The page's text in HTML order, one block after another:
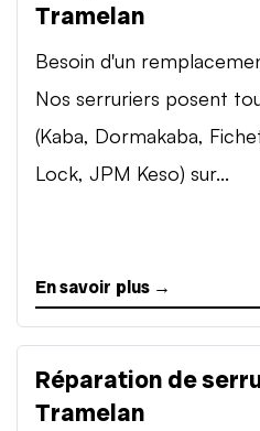
Tramelan
Besoin d'un
Nos serruriers posent
(Kaba, Dormakaba,
Lock, JPM Keso) sur...
En savoir plus →
Réparation de
Tramelan